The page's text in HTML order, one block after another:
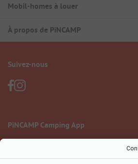
Mobil-homes à louer
À propos de PiNCAMP
Suivez-nous
PiNCAMP Camping App